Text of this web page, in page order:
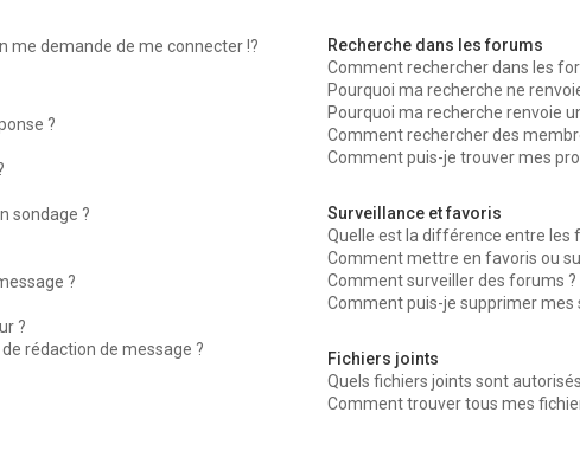
me demande de me connecter !?
?
sondage ?
?
?
rédaction de message ?
Recherche dans les forums
Comment rechercher dans les
Pourquoi ma recherche ne
Pourquoi ma recherche renvoie
Comment rechercher des
Comment puis-je trouver mes
Surveillance et favoris
Quelle est la différence entre les
Comment mettre en favoris ou
Comment surveiller des forums ?
Comment puis-je supprimer mes
Fichiers joints
Quels fichiers joints sont
Comment trouver tous mes